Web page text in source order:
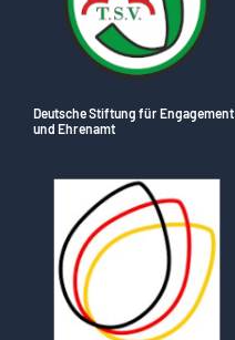
Deutsche Stiftung für Engagement
und Ehrenamt